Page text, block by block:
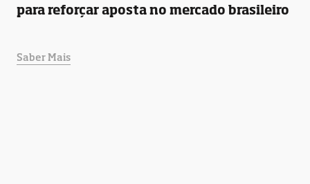
para reforçar aposta no mercado brasileiro
Saber Mais